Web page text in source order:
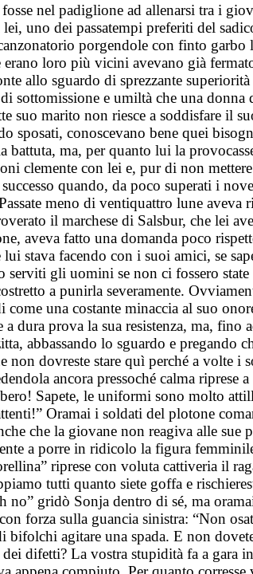
nel padiglione ad allenarsi tra i
uno dei passatempi preferiti del
porgendole con finto garbo
loro più vicini avevano già
allo sguardo di sprezzante
sottomissione e umiltà che una
suo marito non riesce a soddisfare il
sposati, conoscevano bene quei
ma, per quanto lui la
clemente con lei e, pur di non
quando, da poco superati i
meno di ventiquattro lune aveva
il marchese di Salsbur, che lei
aveva fatto una domanda poco
stava facendo con i suoi amici, se
serviti gli uomini se non ci fossero
a punirla severamente.
una costante minaccia al suo
dura prova la sua resistenza, ma,
abbassando lo sguardo e
non dovreste stare quì perché a
ancora pressoché calma riprese
Sapete, le uniformi sono molto
Oramai i soldati del plotone
che la giovane non reagiva alle
a porre in ridicolo la figura
riprese con voluta cattiveria il
tutti quanto siete goffa e
gridò Sonja dentro di sé, ma
forza sulla guancia sinistra: “Non
bifolchi agitare una spada. E non
difetti? La vostra stupidità fa a gara